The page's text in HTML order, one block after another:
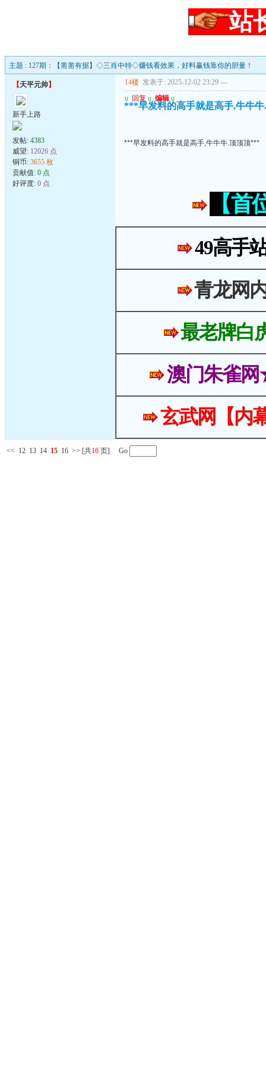
站
主题 : 127期：【凿凿有据】◇三肖中特◇赚钱看效果，好料赢钱靠你的胆量！
【天平元帅】
新手上路
发帖: 4383
威望: 12026 点
铜币: 3655 枚
贡献值: 0 点
好评度: 0 点
14楼 发表于: 2025-12-02 23:29 ---
u 回复 u 编辑 u
***早发料的高手就是高手,牛牛
***早发料的高手就是高手,牛牛牛.顶顶顶***
【
49高手
青龙网
最老牌白
澳门朱雀
玄武网【内
<< 12 13 14 15 16 >> [共16 页] Go